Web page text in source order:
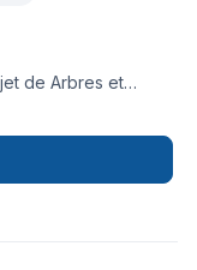
de Arbres et
Isolation entre-toît,
Peinture,
Revêtement